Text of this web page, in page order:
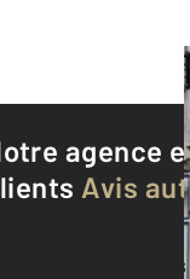
Notre agence
Avis
Voir tous